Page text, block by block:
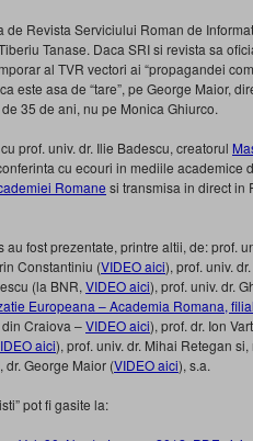
Revista Serviciului Roman de
Tanase. Daca SRI si revista sa
al TVR vectori ai “propagandei
este asa de “tare”, pe George Maior,
35 de ani, nu pe Monica Ghiurco.
prof. univ. dr. Ilie Badescu, creatorul
cu ecouri in mediile academice
Romane si transmisa in direct in
fost prezentate, printre altii, de: prof.
Constantiniu (VIDEO aici), prof. univ.
(la BNR, VIDEO aici), prof. univ. dr.
Europeana – Academia Romana,
Craiova –VIDEO aici), prof. dr. Ion
aici), prof. univ. dr. Mihai Retegan
dr. George Maior (VIDEO aici), s.a.
pot fi gasite la: